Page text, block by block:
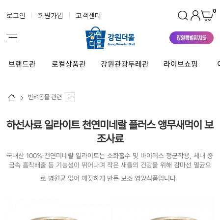
로그인 회원가입 고객센터 0
브랜드관 로컬상품관 강원관광두레관 라이브쇼핑
반려동물 관련
하선사료 일라이트 천연미네랄 플러스 앵무새먹이 보
조사료
국내산 100% 천연미네랄 일라이트는 소화흡수 및 바이러스 정균작용, 체내 중
금속 흡착배출 등 기능성이 뛰어나며 작은 새들의 건강을 위해 감마선 멸균으
로 병원균 없어 깨끗하게 만든 보조 영양식품입니다